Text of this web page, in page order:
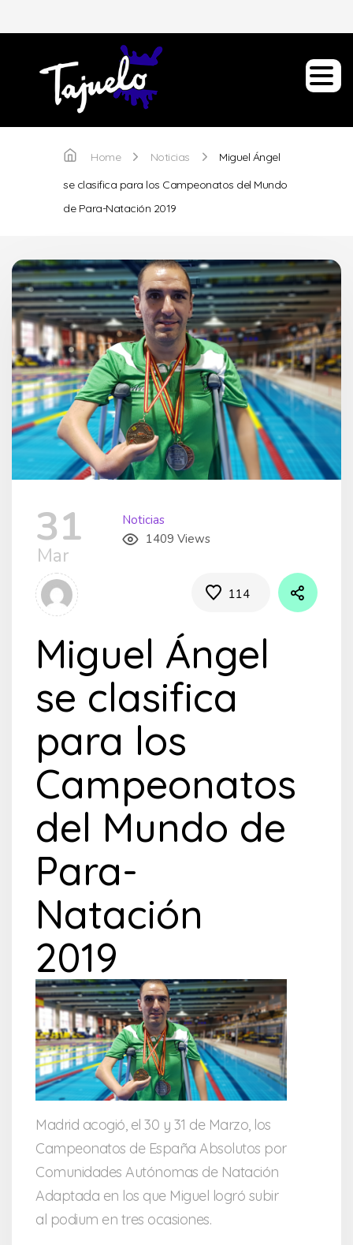
Home Noticias
Miguel Ángel
se clasifica para los Campeonatos del Mundo
de Para-Natación 2019
31
Mar
Noticias
1409 Views
114
Miguel Ángel
se clasifica
para los
Campeonatos
del Mundo de
Para-
Natación
2019
Madrid acogió, el 30 y 31 de Marzo, los
Campeonatos de España Absolutos por
Comunidades Autónomas de Natación
Adaptada en los que Miguel logró subir
al podium en tres ocasiones.